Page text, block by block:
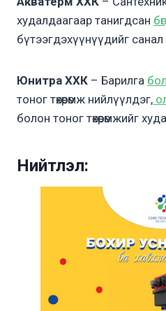
худалдаагаар танигдсан
бүтээгдэхүүнүүдийг
Юнитра ХХК – Барилга
тоног төхөөрөмж нийлүүлдэг,
болон тоног төхөөрөмжийг
Нийтлэл: